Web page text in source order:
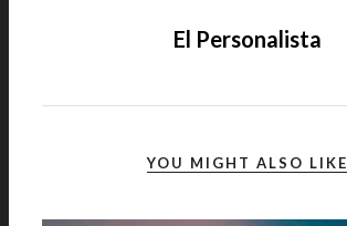
El Personalista
YOU MIGHT ALSO LIKE